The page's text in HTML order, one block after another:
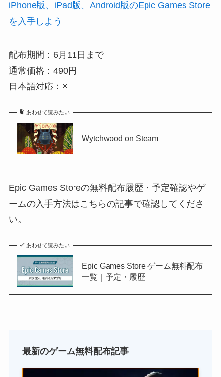
iPhone版、iPad版、Android版のEpic Games Store
を入手しよう
配布期間：6月11日まで
通常価格：490円
日本語対応：×
あわせて読みたい
Wytchwood on Steam
Epic Games Storeの無料配布履歴・予定確認やゲ
ームの入手方法はこちらの記事で確認してくださ
い。
あわせて読みたい
Epic Games Store ゲーム無料配布
一覧｜予定・履歴
最新のゲーム無料配布記事